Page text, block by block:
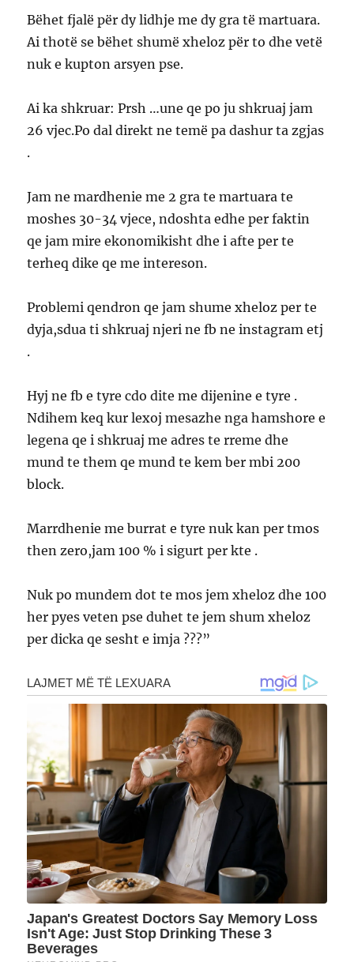
Bëhet fjalë për dy lidhje me dy gra të martuara.
Ai thotë se bëhet shumë xheloz për to dhe vetë
nuk e kupton arsyen pse.
Ai ka shkruar: Prsh …une qe po ju shkruaj jam
26 vjec.Po dal direkt ne temë pa dashur ta zgjas
.
Jam ne mardhenie me 2 gra te martuara te
moshes 30-34 vjece, ndoshta edhe per faktin
qe jam mire ekonomikisht dhe i afte per te
terheq dike qe me intereson.
Problemi qendron qe jam shume xheloz per te
dyja,sdua ti shkruaj njeri ne fb ne instagram etj
.
Hyj ne fb e tyre cdo dite me dijenine e tyre .
Ndihem keq kur lexoj mesazhe nga hamshore e
legena qe i shkruaj me adres te rreme dhe
mund te them qe mund te kem ber mbi 200
block.
Marrdhenie me burrat e tyre nuk kan per tmos
then zero,jam 100 % i sigurt per kte .
Nuk po mundem dot te mos jem xheloz dhe 100
her pyes veten pse duhet te jem shum xheloz
per dicka qe sesht e imja ???”